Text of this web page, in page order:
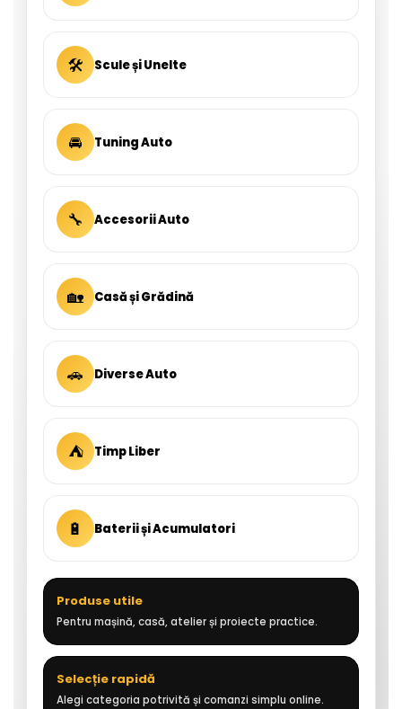
🛠 Scule și Unelte
🚘 Tuning Auto
🔧 Accesorii Auto
🏡 Casă și Grădină
🚗 Diverse Auto
⛺ Timp Liber
🔋 Baterii și Acumulatori
Produse utile
Pentru mașină, casă, atelier și proiecte practice.
Selecție rapidă
Alegi categoria potrivită și comanzi simplu online.